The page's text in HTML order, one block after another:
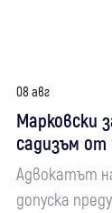
08 авг
Марковски
садизъм от
Адвокатът
допуска